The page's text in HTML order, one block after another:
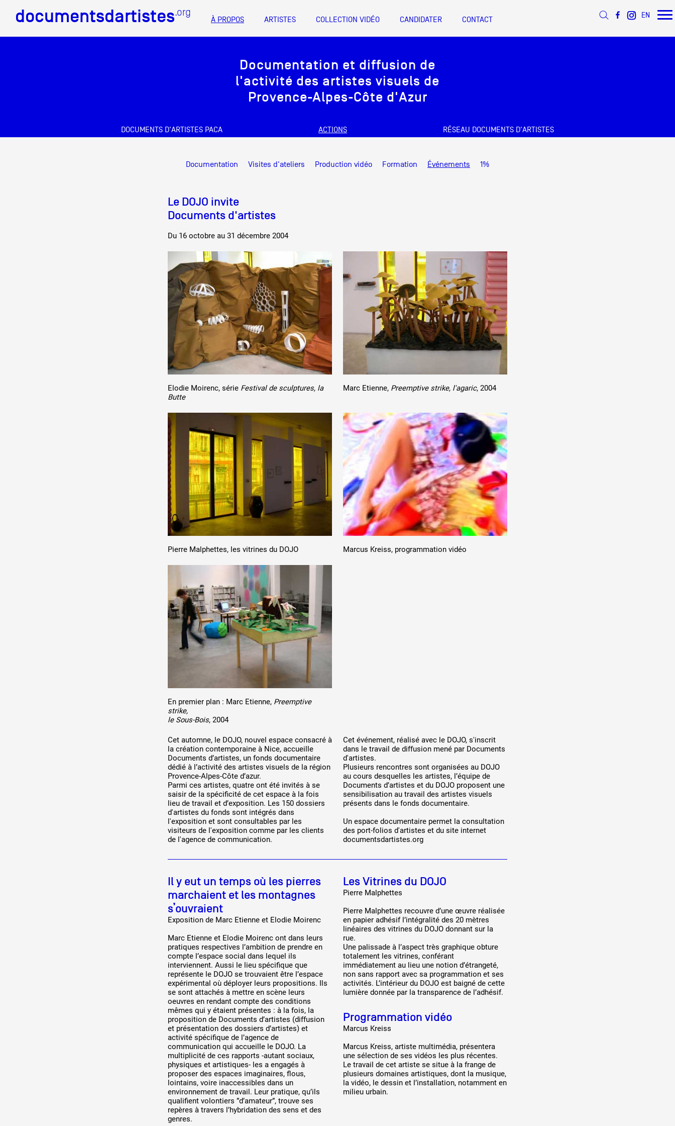
documentsdartistes.org
À PROPOS ARTISTES COLLECTION VIDÉO CANDIDATER CONTACT
EN
Documentation et diffusion de
l'activité des artistes visuels de
Provence-Alpes-Côte d'Azur
DOCUMENTS D'ARTISTES PACA ACTIONS RÉSEAU DOCUMENTS D'ARTISTES
Documentation et diffusion de
Documents d’artistes Provence-Alpes-Côte d’Azur
Bureau 1 X 6, 1er étage des magasins
info@documentsdartistes.org
documentsdartistes.org
Partenaires
1% œuvres dans l'espace public
Réseau documents d'artistes
Artistes
De A à Z
Collection vidéos
Candidater
Documentation Visites d'ateliers Production vidéo Formation Événements 1%
Le DOJO invite
Documents d'artistes
Du 16 octobre au 31 décembre 2004
Elodie Moirenc, série Festival de sculptures, la
Butte
Marc Etienne, Preemptive strike, l'agaric, 2004
Pierre Malphettes, les vitrines du DOJO Marcus Kreiss, programmation vidéo
En premier plan : Marc Etienne, Preemptive
strike,
le Sous-Bois, 2004
Cet automne, le DOJO, nouvel espace consacré à
la création contemporaine à Nice, accueille
Documents d’artistes, un fonds documentaire
dédié à l’activité des artistes visuels de la région
Provence-Alpes-Côte d’azur.
Parmi ces artistes, quatre ont été invités à se
saisir de la spécificité de cet espace à la fois
lieu de travail et d’exposition. Les 150 dossiers
d'artistes du fonds sont intégrés dans
l'exposition et sont consultables par les
visiteurs de l'exposition comme par les clients
de l'agence de communication.
Cet événement, réalisé avec le DOJO, s'inscrit
dans le travail de diffusion mené par Documents
d'artistes.
Plusieurs rencontres sont organisées au DOJO
au cours desquelles les artistes, l’équipe de
Documents d’artistes et du DOJO proposent une
sensibilisation au travail des artistes visuels
présents dans le fonds documentaire.
Un espace documentaire permet la consultation
des port-folios d'artistes et du site internet
documentsdartistes.org
Il y eut un temps où les pierres
marchaient et les montagnes
s’ouvraient
Exposition de Marc Etienne et Elodie Moirenc
Marc Etienne et Elodie Moirenc ont dans leurs
pratiques respectives l’ambition de prendre en
compte l’espace social dans lequel ils
interviennent. Aussi le lieu spécifique que
représente le DOJO se trouvaient être l’espace
expérimental où déployer leurs propositions. Ils
se sont attachés à mettre en scène leurs
oeuvres en rendant compte des conditions
mêmes qui y étaient présentes : à la fois, la
proposition de Documents d’artistes (diffusion
et présentation des dossiers d’artistes) et
activité spécifique de l’agence de
communication qui accueille le DOJO. La
multiplicité de ces rapports -autant sociaux,
physiques et artistiques- les a engagés à
proposer des espaces imaginaires, flous,
lointains, voire inaccessibles dans un
environnement de travail. Leur pratique, qu’ils
qualifient volontiers ”d’amateur”, trouve ses
repères à travers l’hybridation des sens et des
genres.
Les Vitrines du DOJO
Pierre Malphettes
Pierre Malphettes recouvre d’une œuvre réalisée
en papier adhésif l’intégralité des 20 mètres
linéaires des vitrines du DOJO donnant sur la
rue.
Une palissade à l’aspect très graphique obture
totalement les vitrines, conférant
immédiatement au lieu une notion d’étrangeté,
non sans rapport avec sa programmation et ses
activités. L’intérieur du DOJO est baigné de cette
lumière donnée par la transparence de l’adhésif.
Programmation vidéo
Marcus Kreiss
Marcus Kreiss, artiste multimédia, présentera
une sélection de ses vidéos les plus récentes.
Le travail de cet artiste se situe à la frange de
plusieurs domaines artistiques, dont la musique,
la vidéo, le dessin et l’installation, notamment en
milieu urbain.